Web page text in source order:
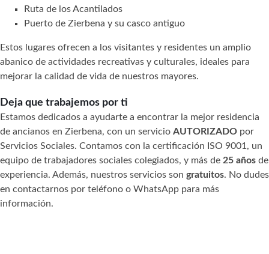
Ruta de los Acantilados
Puerto de Zierbena y su casco antiguo
Estos lugares ofrecen a los visitantes y residentes un amplio
abanico de actividades recreativas y culturales, ideales para
mejorar la calidad de vida de nuestros mayores.
Deja que trabajemos por ti
Estamos dedicados a ayudarte a encontrar la mejor residencia
de ancianos en Zierbena, con un servicio AUTORIZADO por
Servicios Sociales. Contamos con la certificación ISO 9001, un
equipo de trabajadores sociales colegiados, y más de 25 años de
experiencia. Además, nuestros servicios son gratuitos. No dudes
en contactarnos por teléfono o WhatsApp para más
información.